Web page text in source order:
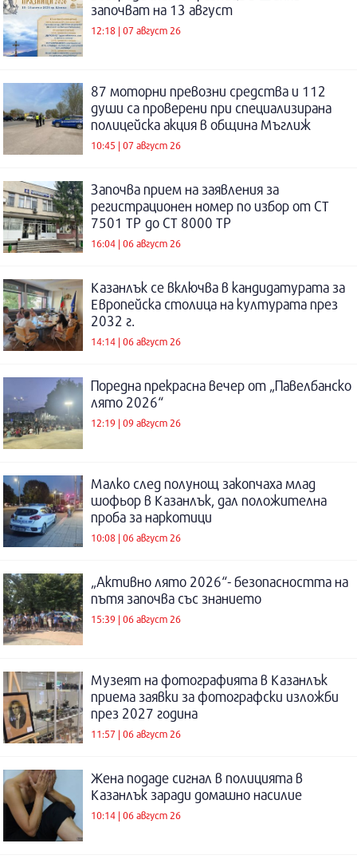
започват на 13 август
12:18 | 07 август 26
87 моторни превозни средства и 112
души са проверени при специализирана
полицейска акция в община Мъглиж
10:45 | 07 август 26
Започва прием на заявления за
регистрационен номер по избор от СТ
7501 ТР до СТ 8000 ТР
16:04 | 06 август 26
Казанлък се включва в кандидатурата за
Европейска столица на културата през
2032 г.
14:14 | 06 август 26
Поредна прекрасна вечер от „Павелбанско
лято 2026“
12:19 | 09 август 26
Малко след полунощ закопчаха млад
шофьор в Казанлък, дал положителна
проба за наркотици
10:08 | 06 август 26
„Активно лято 2026“- безопасността на
пътя започва със знанието
15:39 | 06 август 26
Музеят на фотографията в Казанлък
приема заявки за фотографски изложби
през 2027 година
11:57 | 06 август 26
Жена подаде сигнал в полицията в
Казанлък заради домашно насилие
10:14 | 06 август 26